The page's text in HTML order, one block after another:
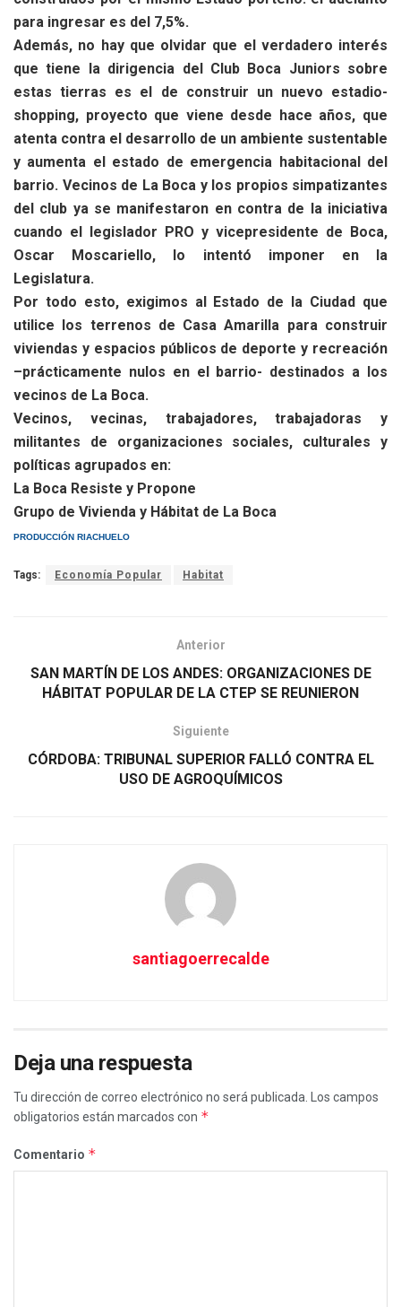
para ingresar es del 7,5%.
Además, no hay que olvidar que el verdadero interés
que tiene la dirigencia del Club Boca Juniors sobre
estas tierras es el de construir un nuevo estadio-
shopping, proyecto que viene desde hace años, que
atenta contra el desarrollo de un ambiente sustentable
y aumenta el estado de emergencia habitacional del
barrio. Vecinos de La Boca y los propios simpatizantes
del club ya se manifestaron en contra de la iniciativa
cuando el legislador PRO y vicepresidente de Boca,
Oscar Moscariello, lo intentó imponer en la
Legislatura.
Por todo esto, exigimos al Estado de la Ciudad que
utilice los terrenos de Casa Amarilla para construir
viviendas y espacios públicos de deporte y recreación
–prácticamente nulos en el barrio- destinados a los
vecinos de La Boca.
Vecinos, vecinas, trabajadores, trabajadoras y
militantes de organizaciones sociales, culturales y
políticas agrupados en:
La Boca Resiste y Propone
Grupo de Vivienda y Hábitat de La Boca
PRODUCCIÓN RIACHUELO
Tags: Economía Popular Habitat
Anterior
SAN MARTÍN DE LOS ANDES: ORGANIZACIONES DE
HÁBITAT POPULAR DE LA CTEP SE REUNIERON
Siguiente
CÓRDOBA: TRIBUNAL SUPERIOR FALLÓ CONTRA EL
USO DE AGROQUÍMICOS
santiagoerrecalde
Deja una respuesta
Tu dirección de correo electrónico no será publicada.
Los campos
obligatorios están marcados con *
Comentario *